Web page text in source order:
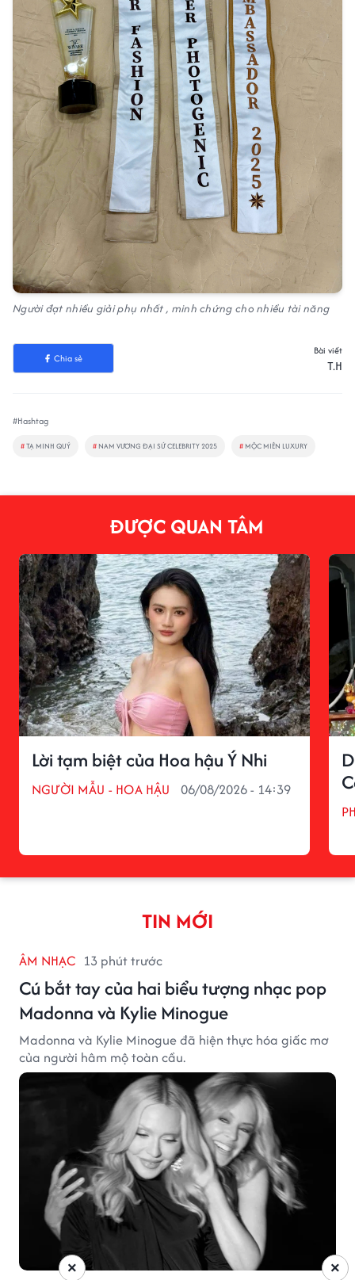
Người đạt nhiều giải phụ nhất , minh chứng cho nhiều tài năng
Chia sẻ
Bài viết
T.H
#Hashtag
#TẠ MINH QUÝ # NAM VƯƠNG ĐẠI SỨ CELEBRITY 2025 # MỘC MIÊN LUXURY
ĐƯỢC QUAN TÂM
Lời tạm biệt của Hoa hậu Ý Nhi
NGƯỜI MẪU - HOA HẬU 06/08/2026 - 14:39
TIN MỚI
ÂM NHẠC 13 phút trước
Cú bắt tay của hai biểu tượng nhạc pop
Madonna và Kylie Minogue
Madonna và Kylie Minogue đã hiện thực hóa giấc mơ
của người hâm mộ toàn cầu.
×
×